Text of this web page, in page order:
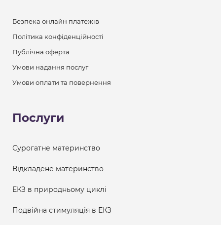
Безпека онлайн платежів
Політика конфіденційності
Публічна оферта
Умови надання послуг
Умови оплати та повернення
Послуги
Сурогатне материнство
Відкладене материнство
ЕКЗ в природньому циклі
Подвійна стимуляція в ЕКЗ